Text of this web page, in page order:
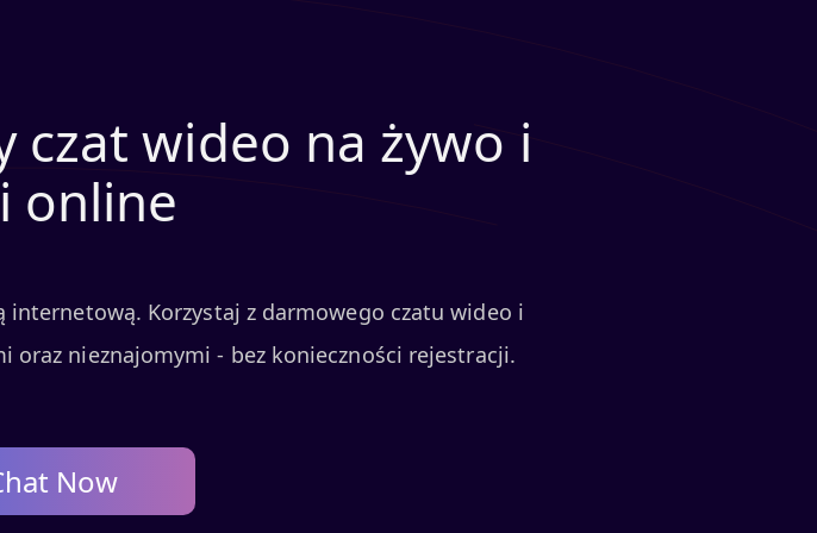
czat wideo na żywo i
online
internetową. Korzystaj z darmowego czatu wideo i
nieznajomymi - bez konieczności rejestracji.
Now